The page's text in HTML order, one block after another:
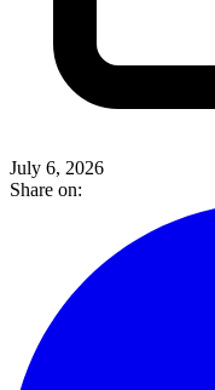
July 6, 2026
Share on: